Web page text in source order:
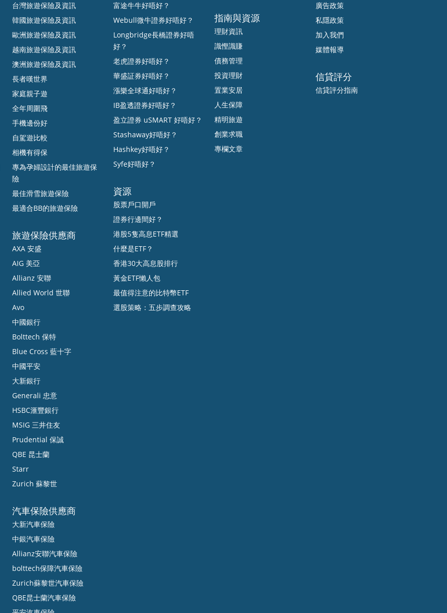
台灣旅遊保險及資訊
韓國旅遊保險及資訊
歐洲旅遊保險及資訊
越南旅遊保險及資訊
澳洲旅遊保險及資訊
長者嘆世界
家庭親子遊
全年周圍飛
手機邊份好
自駕遊比較
相機有得保
專為孕婦設計的最佳旅遊保
險
最佳滑雪旅遊保險
最適合BB的旅遊保險
旅遊保險供應商
AXA 安盛
AIG 美亞
Allianz 安聯
Allied World 世聯
Avo
中國銀行
Bolttech 保特
Blue Cross 藍十字
中國平安
大新銀行
Generali 忠意
HSBC滙豐銀行
MSIG 三井住友
Prudential 保誠
QBE 昆士蘭
Starr
Zurich 蘇黎世
汽車保險供應商
大新汽車保險
中銀汽車保險
Allianz安聯汽車保險
bolttech保障汽車保險
Zurich蘇黎世汽車保險
QBE昆士蘭汽車保險
富途牛牛好唔好？
Webull微牛證券好唔好？
Longbridge長橋證券好唔
好？
老虎證券好唔好？
華盛証券好唔好？
漲樂全球通好唔好？
IB盈透證券好唔好？
盈立證券 uSMART 好唔好？
Stashaway好唔好？
Hashkey好唔好？
Syfe好唔好？
資源
股票戶口開戶
證券行邊間好？
港股5隻高息ETF精選
什麼是ETF？
香港30大高息股排行
黃金ETF懶人包
最值得注意的比特幣ETF
選股策略：五步調查攻略
指南與資源
理財資訊
識慳識賺
債務管理
投資理財
置業安居
人生保障
精明旅遊
創業求職
專欄文章
廣告政策
私隱政策
加入我們
媒體報導
信貸評分
信貸評分指南